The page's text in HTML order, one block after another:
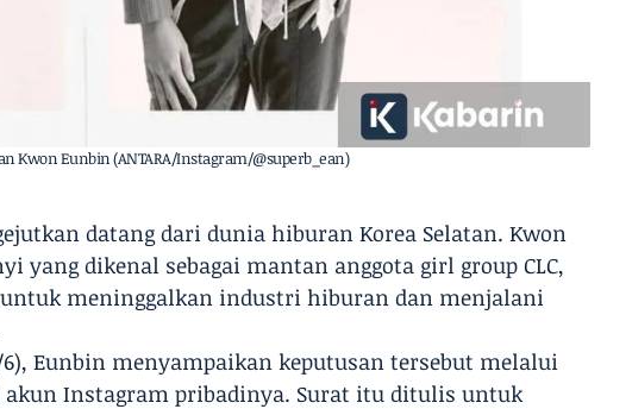
Kwon Eunbin (ANTARA/Instagram/@superb_ean)
datang dari dunia hiburan Korea Selatan. Kwon
yang dikenal sebagai mantan anggota girl group CLC,
meninggalkan industri hiburan dan menjalani
6), Eunbin menyampaikan keputusan tersebut melalui
akun Instagram pribadinya. Surat itu ditulis untuk